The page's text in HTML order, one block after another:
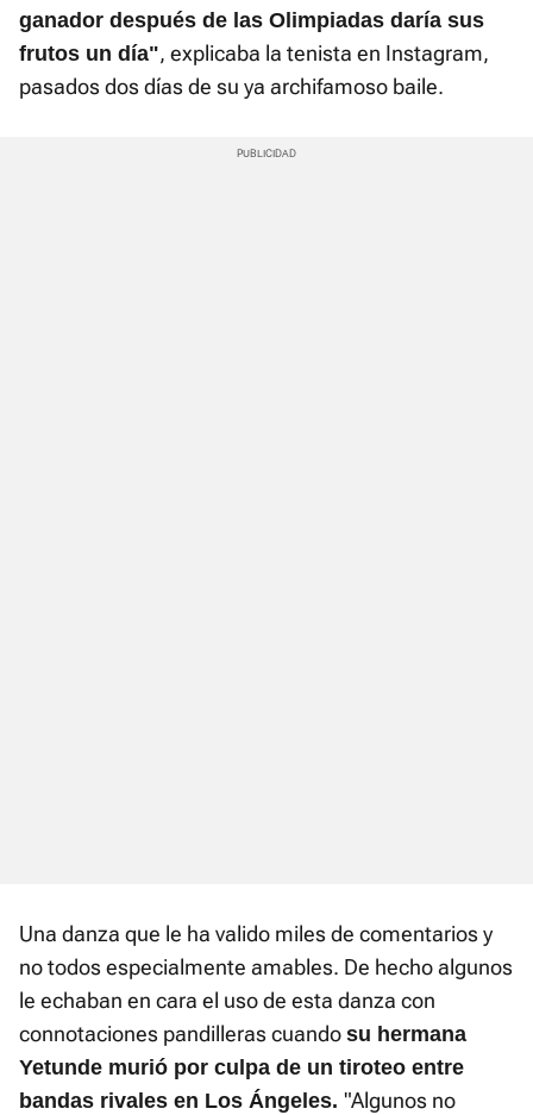
ganador después de las Olimpiadas daría sus
frutos un día", explicaba la tenista en Instagram,
pasados dos días de su ya archifamoso baile.
Una danza que le ha valido miles de comentarios y
no todos especialmente amables. De hecho algunos
le echaban en cara el uso de esta danza con
connotaciones pandilleras cuando su hermana
Yetunde murió por culpa de un tiroteo entre
bandas rivales en Los Ángeles. "Algunos no